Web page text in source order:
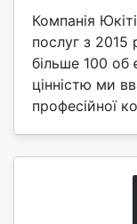
Компанія
послуг з
більше 100 об
цінністю ми
професійної